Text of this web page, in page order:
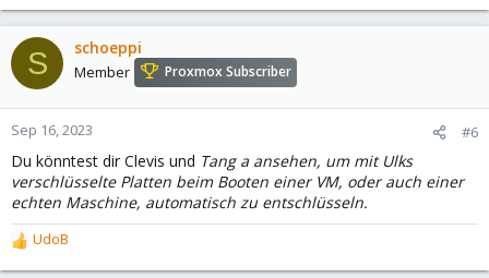
S schoeppi
Member Proxmox Subscriber
Sep 16, 2023 #6
Du könntest dir Clevis und Tang a ansehen, um mit Ulks
verschlüsselte Platten beim Booten einer VM, oder auch einer
echten Maschine, automatisch zu entschlüsseln.
R
e
UdoB